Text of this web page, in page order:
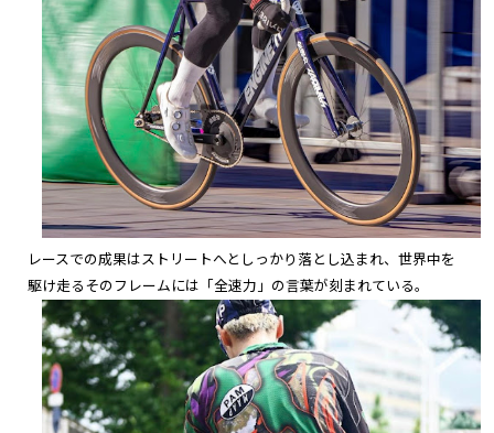
レースでの成果はストリートへと しっかり落とし込まれ、世界中を
駆け走るそのフレームには「全速力」の言葉が刻まれている。